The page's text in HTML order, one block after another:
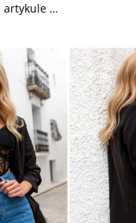
artykule …